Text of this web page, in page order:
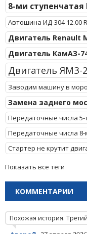
8-ми
Автошина ИД-304 12.00
Двигатель Renault
Двигатель КамАЗ-
Двигатель ЯМЗ-
Заводим машину в
Замена заднего
Передаточные числа
Передаточные числа
Стартер не крутит
Показать все теги
КОММЕНТАРИИ
Похожая история.